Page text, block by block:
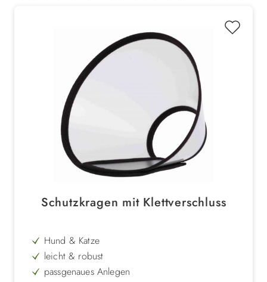
Schutzkragen mit Klettverschluss
Hund & Katze
leicht & robust
passgenaues Anlegen